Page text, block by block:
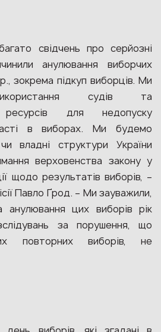
свідчень про серйозні
анулювання виборчих
зокрема підкуп виборців. Ми
судів та
ресурсів для недопуску
в виборах. Ми будемо
владні структури України
верховенства закону у
щодо результатів виборів, –
Павло Ґрод. – Ми зауважили,
цих виборів рік
за порушення, що
повторних виборів, не